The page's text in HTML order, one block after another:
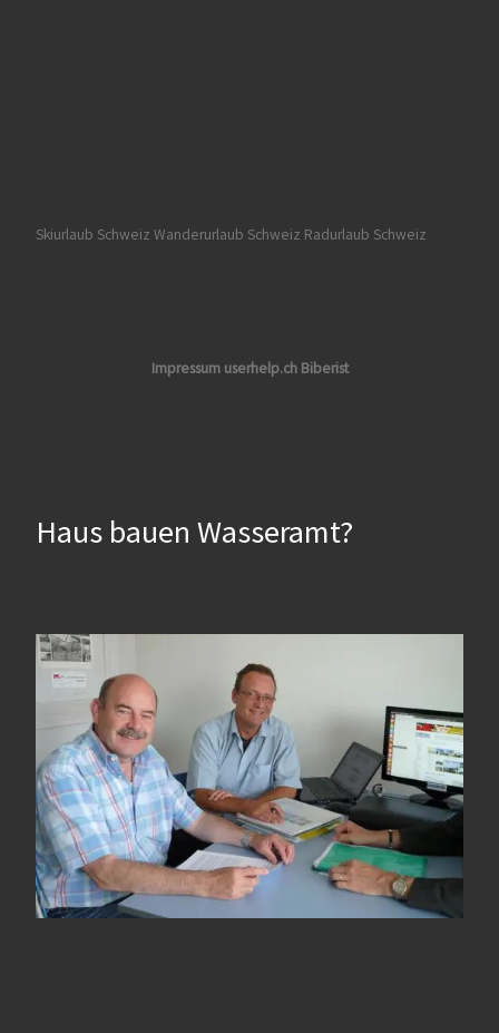
Skiurlaub Schweiz Wanderurlaub Schweiz Radurlaub Schweiz
Impressum userhelp.ch Biberist
Haus bauen Wasseramt?